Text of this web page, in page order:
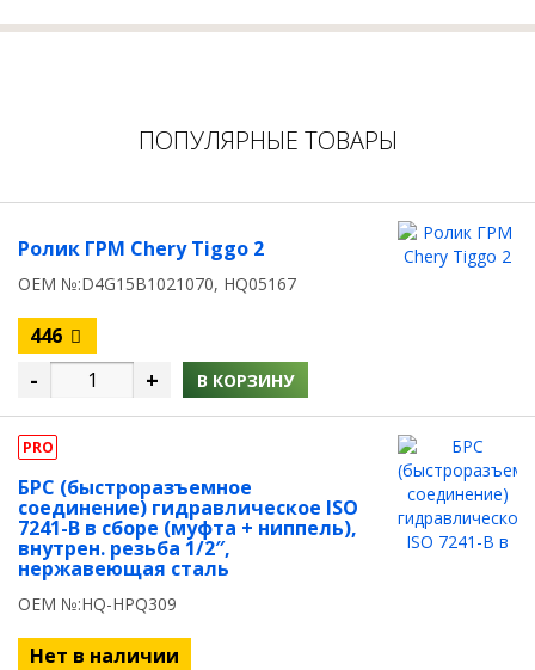
ПОПУЛЯРНЫЕ ТОВАРЫ
Ролик ГРМ Chery Tiggo 2
OEM №:D4G15B1021070, HQ05167
446
- + В КОРЗИНУ
PRO
БРС (быстроразъемное
соединение) гидравлическое ISO
7241-B в сборе (муфта + ниппель),
внутрен. резьба 1/2″,
нержавеющая сталь
OEM №:HQ-HPQ309
Нет в наличии